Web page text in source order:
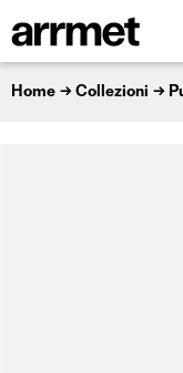
Home Collezioni